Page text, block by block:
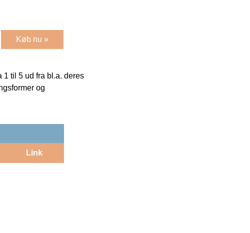
Køb nu »
til 5 ud fra bl.a. deres
og
Link